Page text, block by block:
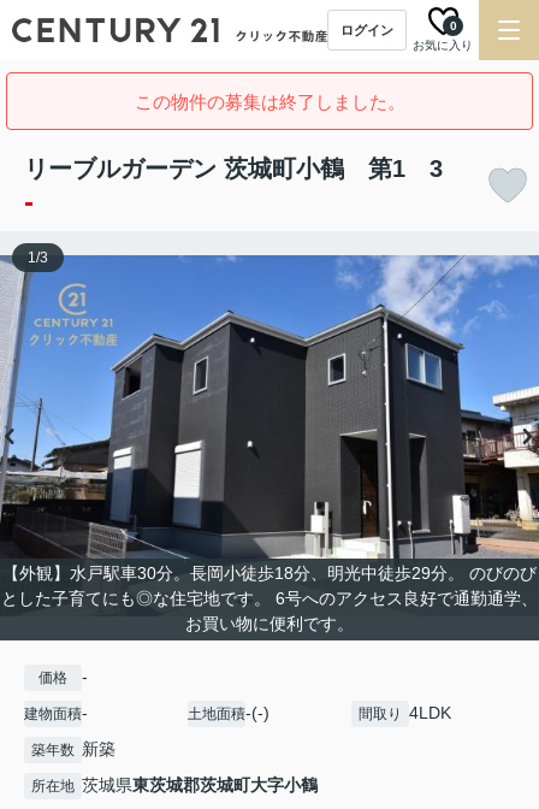
ログイン
お気に入り
0
この物件の募集は終了しました。
リーブルガーデン 茨城町小鶴 第1 3
-
【外観】水戸駅車30分。長岡小徒歩18分、明光中徒歩29分。 のびのび
とした子育てにも◎な住宅地です。 6号へのアクセス良好で通勤通学、
お買い物に便利です。
1/3
価格 -
建物面積- 土地面積-(-) 間取り 4LDK
築年数 新築
所在地 茨城県東茨城郡茨城町大字小鶴